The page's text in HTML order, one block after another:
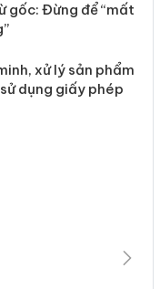
từ gốc: Đừng để